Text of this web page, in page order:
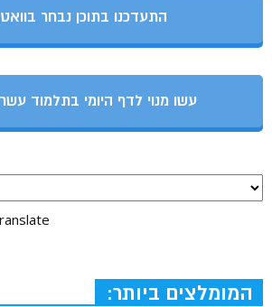
התעדכנו בתוכן נבחר
עשו מנוי לדף היומי בתלמוד
המומלצים ביותר: